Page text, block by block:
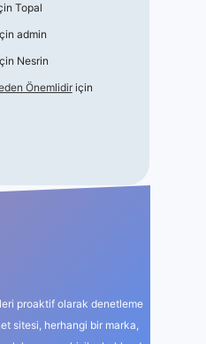
Topal
admin
Nesrin
Önemlidiriçin
proaktif olarak denetleme
sitesi, herhangi bir marka,